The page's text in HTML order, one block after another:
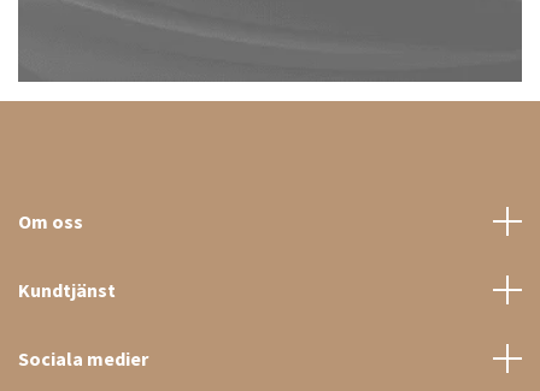
Om oss
Kundtjänst
Sociala medier